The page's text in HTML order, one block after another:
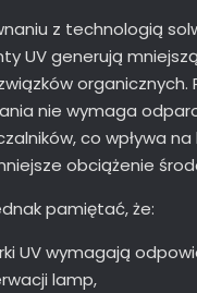
z technologią
UV generują
organicznych.
nie wymaga
co wpływa
obciążenie
pamiętać, że:
UV wymagają
lamp,